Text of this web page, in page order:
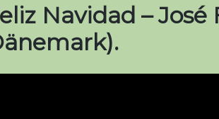
Navidad – José
.